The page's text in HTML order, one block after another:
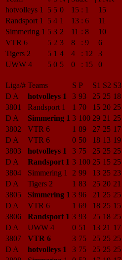
hotvolleys 1
5 5 0 15 : 1
15
Randsport 1
5 4 1 13 : 6
11
Simmering 1 5 3 2 11 : 8
10
VTR 6
5 2 3 8 : 9
6
Tigers 2
5 1 4 4 : 12
3
UWW 4
5 0 5 0 : 15 0
Liga/# Teams S P S1 S2 S3
D A
hotvolleys 1 3 93 25 25 18
3801
Randsport 1 1 70 15 20 25
D A
Simmering 1 3 100 29 21 25
3802
VTR 6 1 89 27 25 17
D A
VTR 6 0 50 18 13 19
3803
hotvolleys 1 3 75 25 25 25
D A
Randsport 1 3 100 25 15 25
3804
Simmering 1 2 99 13 25 23
D A
Tigers 2 1 83 25 20 21
3805
Simmering 1 3 96 21 25 25
D A
VTR 6 1 69 18 25 15
3806
Randsport 1 3 93 25 18 25
D A
UWW 4 0 51 13 21 17
3807
VTR 6 3 75 25 25 25
D A
hotvolleys 1 3 75 25 25 25